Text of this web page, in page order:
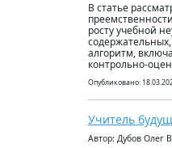
В статье
росту учебной
алгоритм,
контрольно-
Опубликовано:
Учитель
Автор: Дубов Олег